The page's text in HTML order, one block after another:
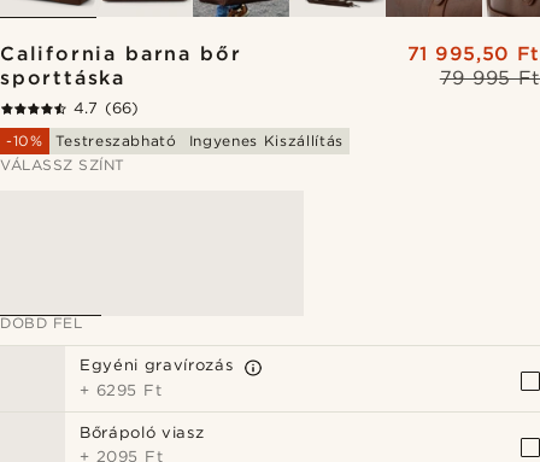
California barna bőr
sporttáska
79 995 Ft
71 995,50 Ft
4.7 (66)
-10%
Testreszabható
Ingyenes Kiszállítás
VÁLASSZ SZÍNT
DOBD FEL
Egyéni gravírozás
+ 6295 Ft
Bőrápoló viasz
+ 2095 Ft